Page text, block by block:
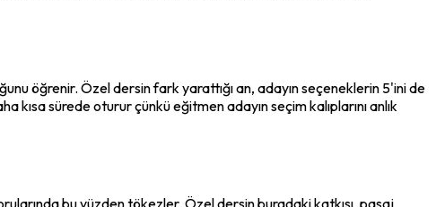
öğrenir. Özel dersin fark yarattığı an, adayın seçeneklerin 5'ini de
sürede oturur çünkü eğitmen adayın seçim kalıplarını anlık
bu yüzden tökezler. Özel dersin buradaki katkısı, pasaj